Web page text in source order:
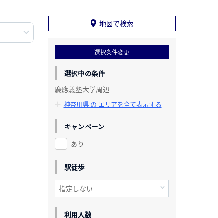
地図で検索
選択条件変更
選択中の条件
慶應義塾大学周辺
神奈川県 の エリアを全て表示する
キャンペーン
あり
駅徒歩
利用人数